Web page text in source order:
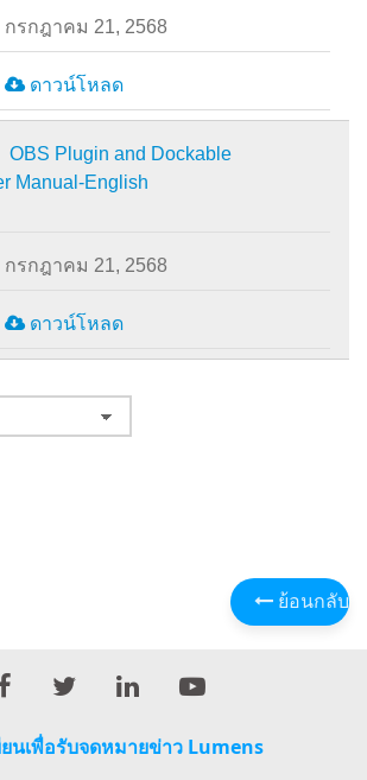
กรกฎาคม 21, 2568
ดาวน์โหลด
OBS Plugin and Dockable
Manual-English
กรกฎาคม 21, 2568
ดาวน์โหลด
ย้อนกลับ
ยนเพื่อรับจดหมายข่าว Lumens